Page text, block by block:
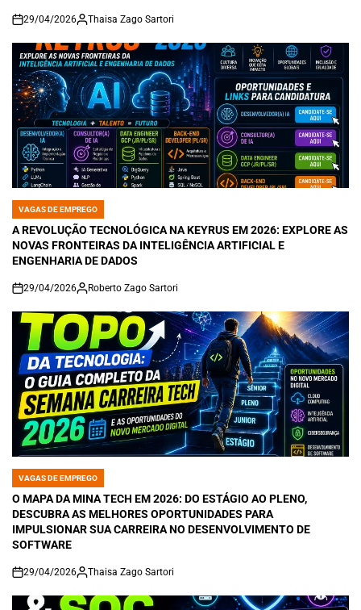
on
29/04/2026 Thaisa Zago Sartori
POSTED
IN
VAGAS DE EMPREGO
A REVOLUÇÃO TECNOLÓGICA NA KEYRUS EM 2026: EXPLORE AS
NOVAS FRONTEIRAS DA INTELIGÊNCIA ARTIFICIAL E
ENGENHARIA DE DADOS
on
29/04/2026 Roberto Zago Sartori
POSTED
IN
VAGAS DE EMPREGO
O MAPA DA MINA TECH EM 2026: DO ESTÁGIO AO PLENO,
DESCUBRA AS MELHORES OPORTUNIDADES PARA
IMPULSIONAR SUA CARREIRA NO DESENVOLVIMENTO DE
SOFTWARE
on
29/04/2026 Thaisa Zago Sartori